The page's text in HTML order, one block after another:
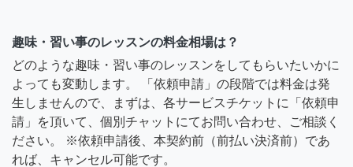
趣味・習い事のレッスンの料金相場は？
どのような趣味・習い事のレッスンをしてもらいたいかに
よっても変動します。 「依頼申請」の段階では料金は発
生しませんので、まずは、各サービスチケットに「依頼申
請」を頂いて、個別チャットにてお問い合わせ、ご相談く
ださい。 ※依頼申請後、本契約前（前払い決済前）であ
れば、キャンセル可能です。